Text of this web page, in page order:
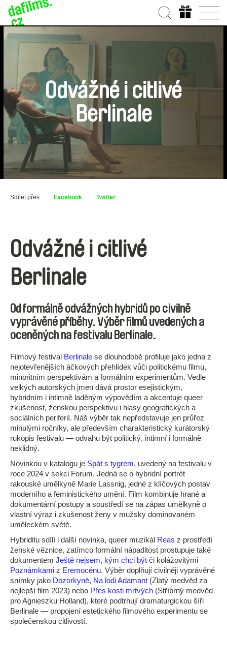
Odvážné i citlivé
Berlinale
Sdílet přes Facebook Twitter
Odvážné i citlivé
Berlinale
Od formálně odvážných hybridů po civilně
vyprávěné příběhy. Výběr filmů uvedených a
oceněných na festivalu Berlinale.
Filmový festival Berlinale se dlouhodobě profiluje jako jedna z
nejotevřenějších áčkových přehlídek vůči politickému filmu,
minoritním perspektivám a formálním experimentům. Vedle
velkých autorských jmen dává prostor esejistickým,
hybridním i intimně laděným výpovědím a akcentuje queer
zkušenost, ženskou perspektivu i hlasy geografických a
sociálních periferií. Náš výběr tak nepředstavuje jen průřez
minulými ročníky, ale především charakteristický kurátorský
rukopis festivalu — odvahu být politický, intimní i formálně
neklidný.
Novinkou v katalogu je Spát s tygrem, uvedený na festivalu v
roce 2024 v sekci Forum. Jedná se o hybridní portrét
rakouské umělkyně Marie Lassnig, jedné z klíčových postav
moderního a feministického umění. Film kombinuje hrané a
dokumentární postupy a soustředí se na zápas umělkyně o
vlastní výraz i zkušenost ženy v mužsky dominovaném
uměleckém světě.
Hybriditu sdílí i další novinka, queer muzikál Reas z prostředí
ženské věznice, zatímco formální nápaditost prostupuje také
dokumentem Ještě nejsem, kým chci být či kolážovitými
Poznámkami z Eremocénu. Výběr doplňují civilněji vyprávěné
snímky jako Dozorkyně, Na lodi Adamant (Zlatý medvěd za
nejlepší film 2023) nebo Přes kosti mrtvých (Stříbrný medvěd
pro Agnieszku Holland), které podtrhují dramaturgickou šíři
Berlinale — propojení estetického filmového experimentu se
společenskou citlivostí.